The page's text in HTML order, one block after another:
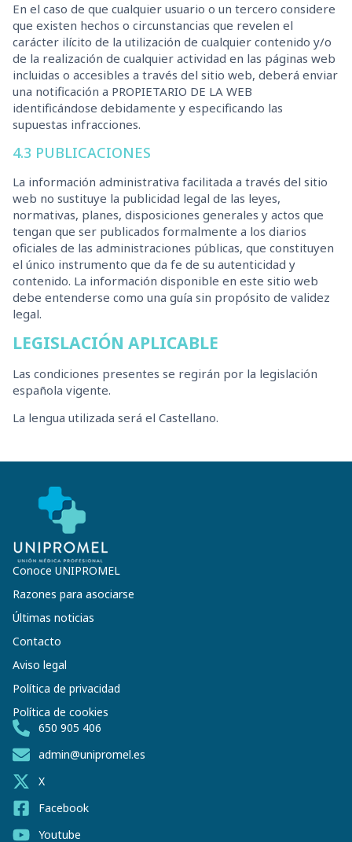
En el caso de que cualquier usuario o un tercero considere
que existen hechos o circunstancias que revelen el
carácter ilícito de la utilización de cualquier contenido y/o
de la realización de cualquier actividad en las páginas web
incluidas o accesibles a través del sitio web, deberá enviar
una notificación a PROPIETARIO DE LA WEB
identificándose debidamente y especificando las
supuestas infracciones.
4.3 PUBLICACIONES
La información administrativa facilitada a través del sitio
web no sustituye la publicidad legal de las leyes,
normativas, planes, disposiciones generales y actos que
tengan que ser publicados formalmente a los diarios
oficiales de las administraciones públicas, que constituyen
el único instrumento que da fe de su autenticidad y
contenido. La información disponible en este sitio web
debe entenderse como una guía sin propósito de validez
legal.
LEGISLACIÓN APLICABLE
Las condiciones presentes se regirán por la legislación
española vigente.
La lengua utilizada será el Castellano.
Conoce UNIPROMEL
Razones para asociarse
Últimas noticias
Contacto
Aviso legal
Política de privacidad
Política de cookies
650 905 406
admin@unipromel.es
X
Facebook
Youtube